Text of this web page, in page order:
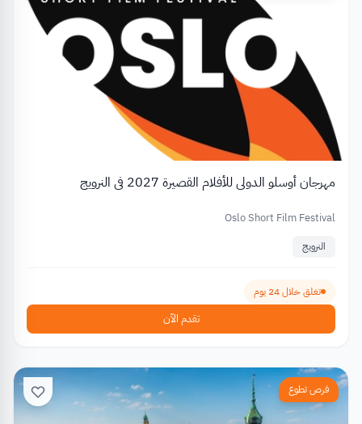
مهرجان أوسلو الدولي للأفلام القصيرة 2027 في النرويج
Oslo Short Film Festival
النرويج
تغلق خلال 24 يوم
تقدم الآن
فرص تطوع